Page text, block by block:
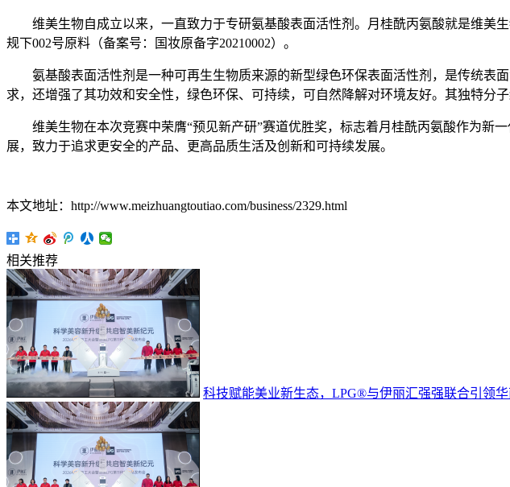
维美生物自成立以来，一直致力于专研氨基酸表面活性剂。月桂酰丙氨酸就是维美
规下002号原料（备案号：国妆原备字20210002）。
氨基酸表面活性剂是一种可再生生物质来源的新型绿色环保表面活性剂，是传统表
求，还增强了其功效和安全性，绿色环保、可持续，可自然降解对环境友好。其独特分
维美生物在本次竞赛中荣膺“预见新产研”赛道优胜奖，标志着月桂酰丙氨酸作为新
展，致力于追求更安全的产品、更高品质生活及创新和可持续发展。
本文地址：http://www.meizhuangtoutiao.com/business/2329.html
相关推荐
科技赋能美业新生态，LPG®与伊丽汇强强联合引领